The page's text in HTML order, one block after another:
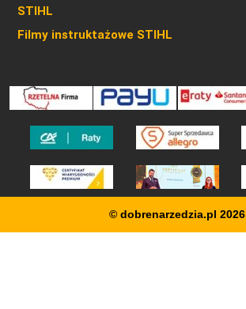
STIHL
Filmy instruktażowe STIHL
© dobrenarzedzia.pl 2026